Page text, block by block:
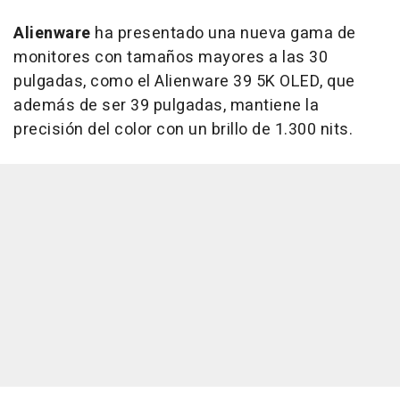
Alienware ha presentado una nueva gama de
monitores con tamaños mayores a las 30
pulgadas, como el Alienware 39 5K OLED, que
además de ser 39 pulgadas, mantiene la
precisión del color con un brillo de 1.300 nits.